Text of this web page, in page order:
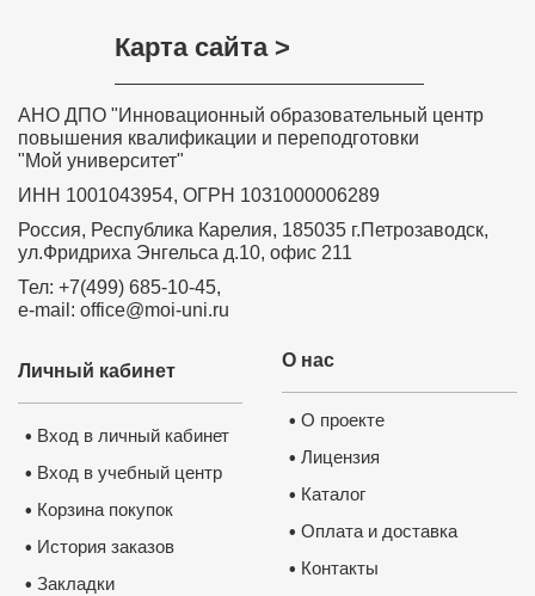
Карта сайта >
АНО ДПО "Инновационный образовательный центр
повышения квалификации и переподготовки
"Мой университет"
ИНН 1001043954, ОГРН 1031000006289
Россия, Республика Карелия, 185035 г.Петрозаводск,
ул.Фридриха Энгельса д.10, офис 211
Тел: +7(499) 685-10-45,
e-mail: office@moi-uni.ru
О нас
• О проекте
• Лицензия
• Каталог
• Оплата и доставка
• Контакты
Личный кабинет
• Вход в личный кабинет
• Вход в учебный центр
• Корзина покупок
• История заказов
• Закладки